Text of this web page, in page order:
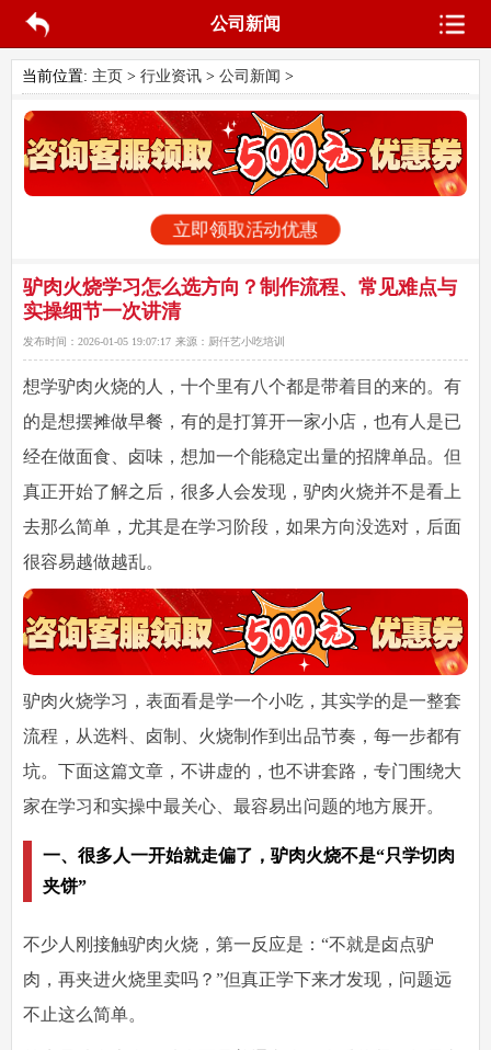
公司新闻
当前位置: 主页 > 行业资讯> 公司新闻 >
立即领取活动优惠
驴肉火烧学习怎么选方向？制作流程、常见难点与
实操细节一次讲清
发布时间： 2026-01-05 19:07:17 来源： 厨仟艺小吃培训
想学驴肉火烧的人，十个里有八个都是带着目的来的。有
的是想摆摊做早餐，有的是打算开一家小店，也有人是已
经在做面食、卤味，想加一个能稳定出量的招牌单品。但
真正开始了解之后，很多人会发现，驴肉火烧并不是看上
去那么简单，尤其是在学习阶段，如果方向没选对，后面
很容易越做越乱。
驴肉火烧学习，表面看是学一个小吃，其实学的是一整套
流程，从选料、卤制、火烧制作到出品节奏，每一步都有
坑。下面这篇文章，不讲虚的，也不讲套路，专门围绕大
家在学习和实操中最关心、最容易出问题的地方展开。
一、很多人一开始就走偏了，驴肉火烧不是“只学切肉
夹饼”
不少人刚接触驴肉火烧，第一反应是：“不就是卤点驴
肉，再夹进火烧里卖吗？”但真正学下来才发现，问题远
不止这么简单。